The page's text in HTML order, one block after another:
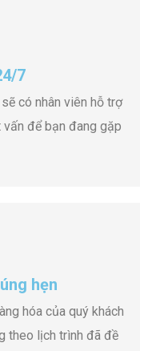
7
có nhân viên hỗ trợ
để bạn đang gặp
hẹn
hóa của quý khách
theo lịch trình đã đề